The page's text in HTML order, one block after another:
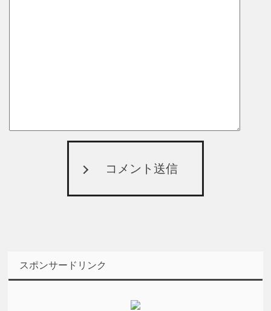
コメント送信
スポンサードリンク